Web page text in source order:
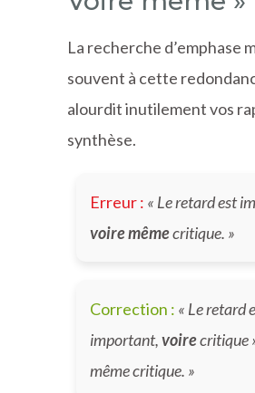
La recherche d’emphase
souvent à cette
alourdit inutilement vos
synthèse.
Erreur : « Le retard est
voire mêmecritique. »
Correction : « Le retard
important,voirecritique
même critique. »